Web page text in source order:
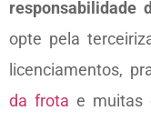
responsabilidade
opte pela
licenciamentos,
da frota e muitas